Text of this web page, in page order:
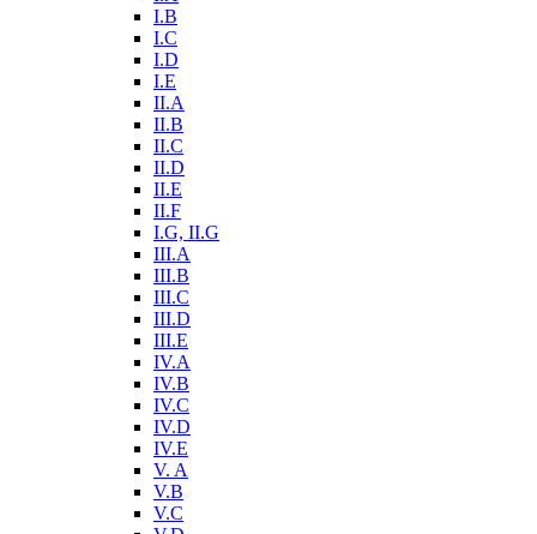
I.B
I.C
I.D
I.E
II.A
II.B
II.C
II.D
II.E
II.F
I.G, II.G
III.A
III.B
III.C
III.D
III.E
IV.A
IV.B
IV.C
IV.D
IV.E
V. A
V.B
V.C